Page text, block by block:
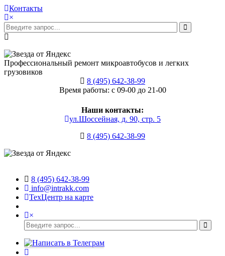
Контакты
×
Профессиональный ремонт микроавтобусов и легких
грузовиков
8 (495) 642-38-99
Время работы: с 09-00 до 21-00
Наши контакты:
ул.Шоссейная, д. 90, стр. 5
8 (495) 642-38-99
8 (495) 642-38-99
info@intrakk.com
ТехЦентр на карте
×